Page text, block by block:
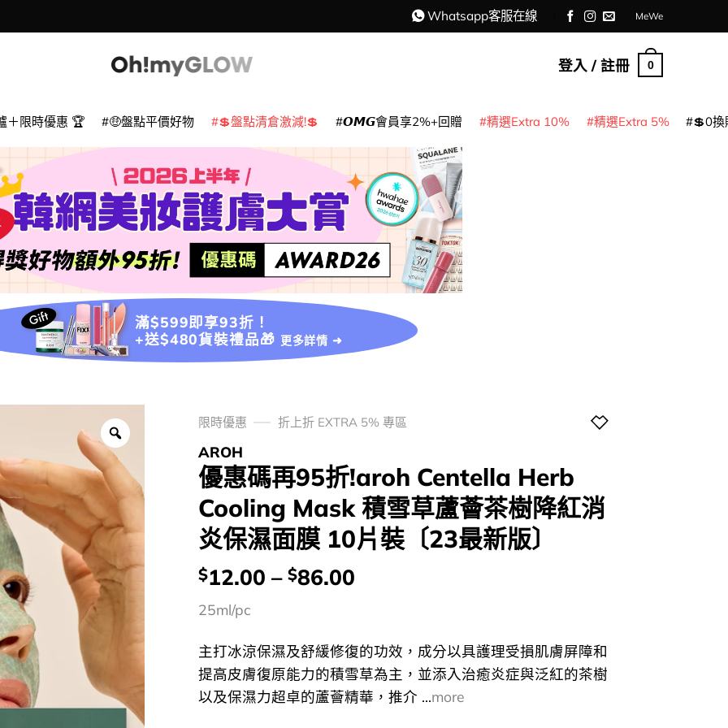
Whatsapp客服在線 MeWe
登入 / 註冊 0
＋限時優惠 🏆 🤑盤點平價好物 💲盤點清倉激減!💲 𝙊𝙈𝙂會員享2%+回贈 精選Extra 10% 精選Extra 5% 💲0換
滿$599即享93折！
+送$480貨裝禮品🎁 更多詳情 ➜
限時優惠 折上折 EXTRA 5% 專區
AROH
優惠碼再95折!aroh Centella Herb
Cooling Mask 積雪草蘆薈茶樹降紅消
炎保濕面膜 10片裝〔23最新版〕
價
$12.00 – $86.00
25ml/pc
主打冰涼保濕及舒緩修復的功效，成分以具護理受損肌膚屏障和
提高皮膚復原能力的積雪草為主，並添入治癒炎症與泛紅的茶樹
以及保濕力超卓的蘆薈精華，推介 ...more